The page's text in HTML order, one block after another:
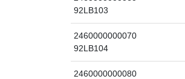
92LB103
2460000000070
92LB104
2460000000080